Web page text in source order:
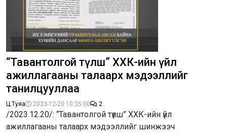
“Тавантолгой түлш” ХХК-ийн үйл
ажиллагааны талаарх мэдээллийг
танилцууллаа
Ц.Туяа 2023-12-20 10:35:00 2
/2023.12.20/: “Тавантолгой түлш” ХХК-ийн үйл
ажиллагааны талаарх мэдээллийг шинжээч